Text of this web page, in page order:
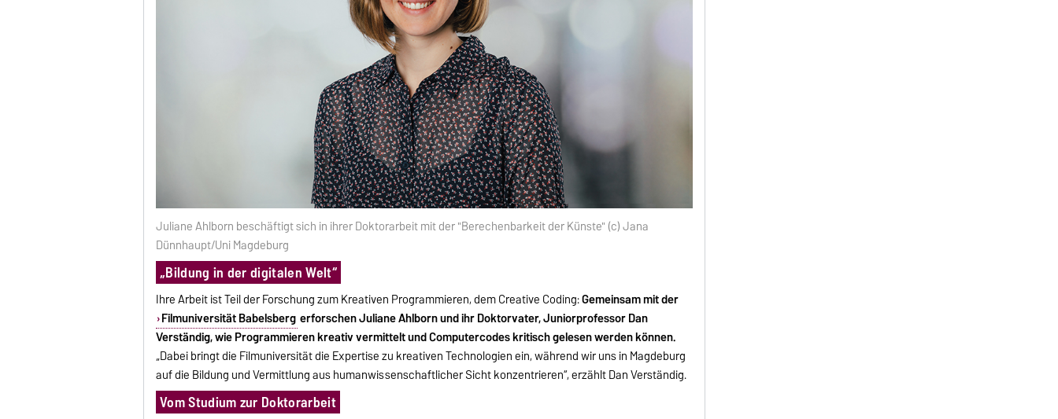
Juliane Ahlborn beschäftigt sich in ihrer Doktorarbeit mit der "Berechenbarkeit der Künste" (c) Jana
Dünnhaupt/Uni Magdeburg
„Bildung in der digitalen Welt“
Ihre Arbeit ist Teil der Forschung zum Kreativen Programmieren, dem Creative Coding:Gemeinsam mit der
Filmuniversität Babelsberg erforschen Juliane Ahlborn und ihr Doktorvater, Juniorprofessor Dan
Verständig, wie Programmieren kreativ vermittelt und Computercodes kritisch gelesen werden können.
„Dabei bringt die Filmuniversität die Expertise zu kreativen Technologien ein, während wir uns in Magdeburg
auf die Bildung und Vermittlung aus humanwissenschaftlicher Sicht konzentrieren“, erzählt Dan Verständig.
Vom Studium zur Doktorarbeit